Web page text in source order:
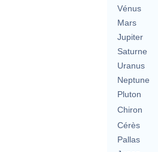
Vénus
Mars
Jupiter
Saturne
Uranus
Neptune
Pluton
Chiron
Cérès
Pallas